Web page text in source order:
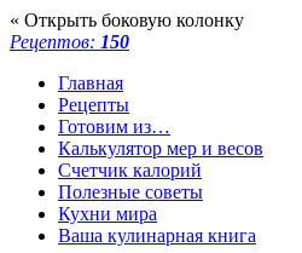
« Открыть боковую колонку
Рецептов: 150
Главная
Рецепты
Готовим из…
Калькулятор мер и весов
Счетчик калорий
Полезные советы
Кухни мира
Ваша кулинарная книга